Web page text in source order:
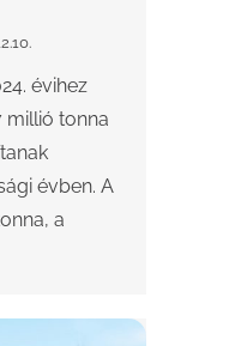
évihez
millió tonna
évben. A
a